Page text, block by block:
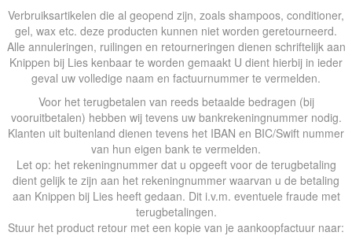
Verbruiksartikelen die al geopend zijn, zoals shampoos, conditioner,
gel, wax etc. deze producten kunnen niet worden geretourneerd.
Alle annuleringen, ruilingen en retourneringen dienen schriftelijk aan
Knippen bij Lies kenbaar te worden gemaakt U dient hierbij in ieder
geval uw volledige naam en factuurnummer te vermelden.
Voor het terugbetalen van reeds betaalde bedragen (bij
vooruitbetalen) hebben wij tevens uw bankrekeningnummer nodig.
Klanten uit buitenland dienen tevens het IBAN en BIC/Swift nummer
van hun eigen bank te vermelden.
Let op: het rekeningnummer dat u opgeeft voor de terugbetaling
dient gelijk te zijn aan het rekeningnummer waarvan u de betaling
aan Knippen bij Lies heeft gedaan. Dit i.v.m. eventuele fraude met
terugbetalingen.
Stuur het product retour met een kopie van je aankoopfactuur naar: